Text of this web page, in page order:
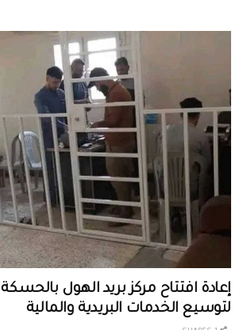
إعادة افتتاح مركز بريد الهول بالحسكة
لتوسيع الخدمات البريدية والمالية